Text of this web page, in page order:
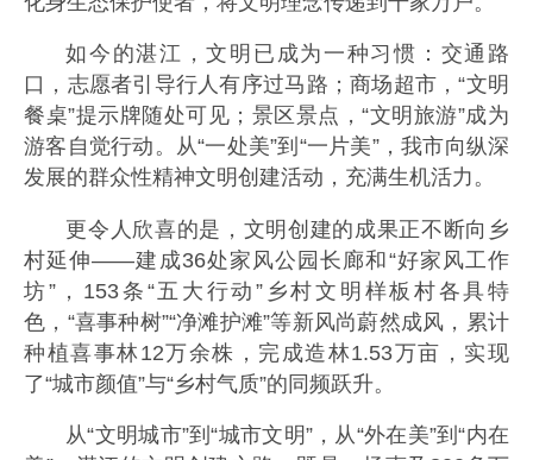
如今的湛江，文明已成为一种习惯：交通路
口，志愿者引导行人有序过马路；商场超市，“文明
餐桌”提示牌随处可见；景区景点，“文明旅游”成为
游客自觉行动。从“一处美”到“一片美”，我市向纵深
发展的群众性精神文明创建活动，充满生机活力。
更令人欣喜的是，文明创建的成果正不断向乡
村延伸——建成36处家风公园长廊和“好家风工作
坊”，153条“五大行动”乡村文明样板村各具特
色，“喜事种树”“净滩护滩”等新风尚蔚然成风，累计
种植喜事林12万余株，完成造林1.53万亩，实现
了“城市颜值”与“乡村气质”的同频跃升。
从“文明城市”到“城市文明”，从“外在美”到“内在